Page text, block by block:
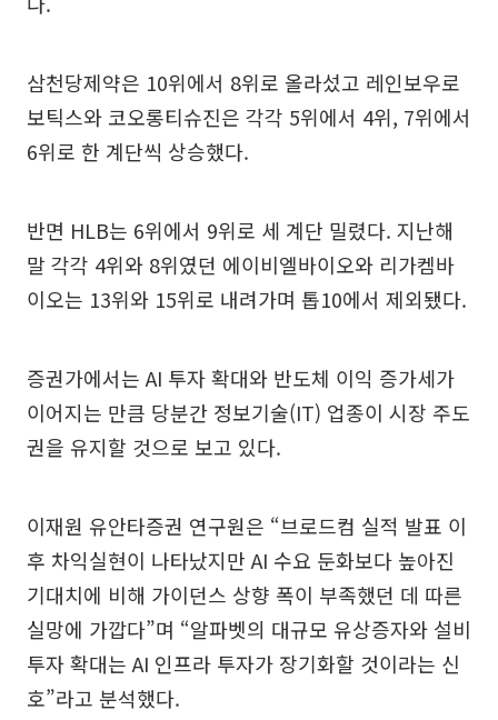
삼천당제약은 10위에서 8위로 올라섰고 레인보우로
보틱스와 코오롱티슈진은 각각 5위에서 4위, 7위에서
6위로 한 계단씩 상승했다.
반면 HLB는 6위에서 9위로 세 계단 밀렸다. 지난해
말 각각 4위와 8위였던 에이비엘바이오와 리가켐바
이오는 13위와 15위로 내려가며 톱10에서 제외됐다.
증권가에서는 AI 투자 확대와 반도체 이익 증가세가
이어지는 만큼 당분간 정보기술(IT) 업종이 시장 주도
권을 유지할 것으로 보고 있다.
이재원 유안타증권 연구원은 “브로드컴 실적 발표 이
후 차익실현이 나타났지만 AI 수요 둔화보다 높아진
기대치에 비해 가이던스 상향 폭이 부족했던 데 따른
실망에 가깝다”며 “알파벳의 대규모 유상증자와 설비
투자 확대는 AI 인프라 투자가 장기화할 것이라는 신
호”라고 분석했다.